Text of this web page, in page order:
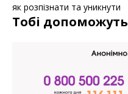
як розпізнати та уникнути
Тобі допоможуть